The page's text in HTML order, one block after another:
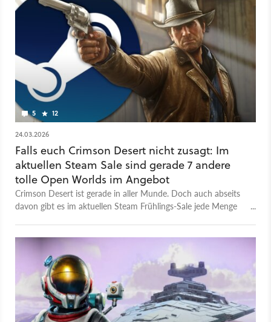
5 12
24.03.2026
Falls euch Crimson Desert nicht zusagt: Im
aktuellen Steam Sale sind gerade 7 andere
tolle Open Worlds im Angebot
Crimson Desert ist gerade in aller Munde. Doch auch abseits
davon gibt es im aktuellen Steam Frühlings-Sale jede Menge